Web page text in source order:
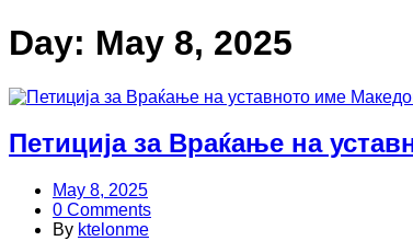
Day: May 8, 2025
Петиција за Враќање на
May 8, 2025
0 Comments
By ktelonme